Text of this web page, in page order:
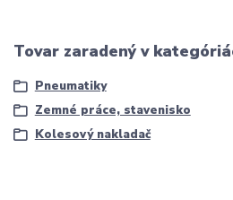
Tovar zaradený v
Pneumatiky
Zemné práce, stavenisko
Kolesový nakladač